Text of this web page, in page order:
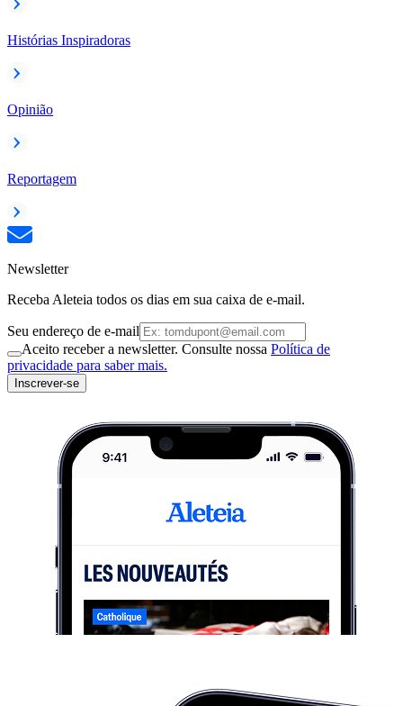
Histórias Inspiradoras
Opinião
Reportagem
Newsletter
Receba Aleteia todos os dias em sua caixa de e-mail.
Seu endereço de e-mail
Aceito receber a newsletter. Consulte nossa Política de
privacidade para saber mais.
Inscrever-se